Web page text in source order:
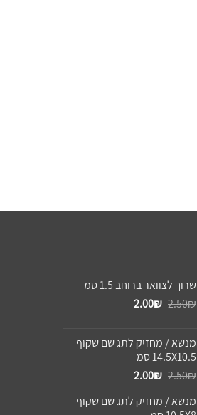
שרוך לצוואר ברוחב 1.5 סמ
2.50₪
המחיר
2.50₪.
2.00₪
המחיר
2.00₪.
מנשא / מחזיק לתג שם שקוף
14.5X10.5 סמ
2.50₪
המחיר
היה:
2.00₪
המחיר
הוא:
מנשא / מחזיק לתג שם שקוף